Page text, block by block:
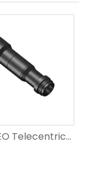
RISING EO Telecentric Lens Series – ការពង្រីក 0.3-1.5X ការបង្ខូចទ្រង់ទ្រាយ <0.05%, DOF រហូតដល់ 7mm